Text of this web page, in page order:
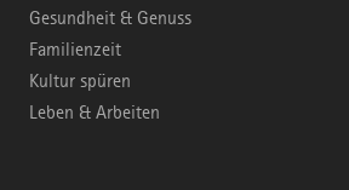
Gesundheit & Genuss
Familienzeit
Kultur spüren
Leben & Arbeiten